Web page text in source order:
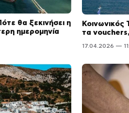
θα ξεκινήσει η
ημερομηνία
Κοινωνικός
τα vouchers,
17.04.2026 —